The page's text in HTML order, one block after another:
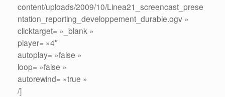
content/uploads/2009/10/Linea21_screencast_prese
ntation_reporting_developpement_durable.ogv »
clicktarget= »_blank »
player= »4″
autoplay= »false »
loop= »false »
autorewind= »true »
/]